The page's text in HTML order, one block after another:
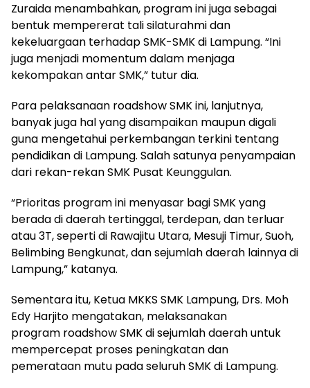
Zuraida menambahkan, program ini juga sebagai
bentuk mempererat tali silaturahmi dan
kekeluargaan terhadap SMK-SMK di Lampung. “Ini
juga menjadi momentum dalam menjaga
kekompakan antar SMK,” tutur dia.
Para pelaksanaan roadshow SMK ini, lanjutnya,
banyak juga hal yang disampaikan maupun digali
guna mengetahui perkembangan terkini tentang
pendidikan di Lampung. Salah satunya penyampaian
dari rekan-rekan SMK Pusat Keunggulan.
“Prioritas program ini menyasar bagi SMK yang
berada di daerah tertinggal, terdepan, dan terluar
atau 3T, seperti di Rawajitu Utara, Mesuji Timur, Suoh,
Belimbing Bengkunat, dan sejumlah daerah lainnya di
Lampung,” katanya.
Sementara itu, Ketua MKKS SMK Lampung, Drs. Moh
Edy Harjito mengatakan, melaksanakan
program roadshow SMK di sejumlah daerah untuk
mempercepat proses peningkatan dan
pemerataan mutu pada seluruh SMK di Lampung.